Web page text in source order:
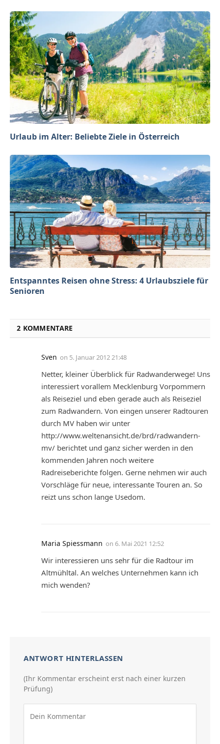
Urlaub im Alter: Beliebte Ziele in Österreich
Entspanntes Reisen ohne Stress: 4 Urlaubsziele für
Senioren
2 KOMMENTARE
Sven on 5. Januar 2012 21:48
Netter, kleiner Überblick für Radwanderwege! Uns
interessiert vorallem Mecklenburg Vorpommern
als Reiseziel und eben gerade auch als Reiseziel
zum Radwandern. Von eingen unserer Radtouren
durch MV haben wir unter
http://www.weltenansicht.de/brd/radwandern-
mv/ berichtet und ganz sicher werden in den
kommenden Jahren noch weitere
Radreiseberichte folgen. Gerne nehmen wir auch
Vorschläge für neue, interessante Touren an. So
reizt uns schon lange Usedom.
Maria Spiessmann on 6. Mai 2021 12:52
Wir interessieren uns sehr für die Radtour im
Altmühltal. An welches Unternehmen kann ich
mich wenden?
ANTWORT HINTERLASSEN
(Ihr Kommentar erscheint erst nach einer kurzen
Prüfung)